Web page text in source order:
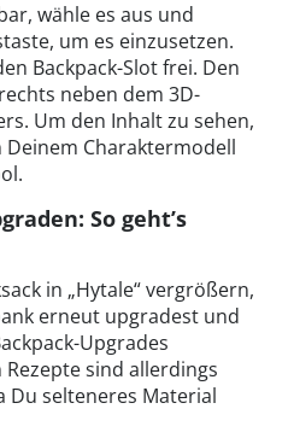
wähle es aus und
um es einzusetzen.
Backpack-Slot frei. Den
neben dem 3D-
Um den Inhalt zu sehen,
Charaktermodell
So geht’s
in „Hytale“ vergrößern,
erneut upgradest und
Upgrades
sind allerdings
Du selteneres Material